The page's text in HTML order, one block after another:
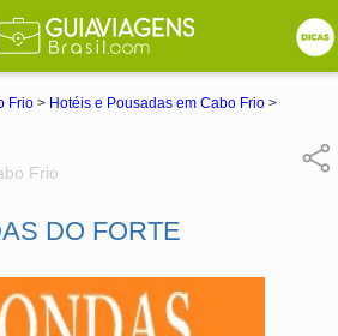
Frio > Hotéis e Pousadas em Cabo Frio >
Frio
DO FORTE